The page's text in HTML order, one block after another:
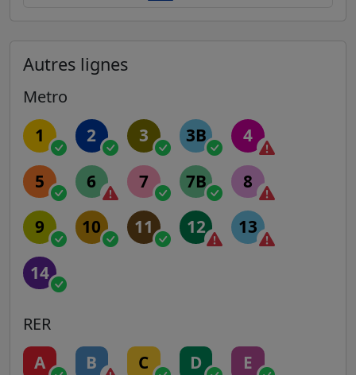
Autres lignes
Metro
1 2 3 3B 4
5 6 7 7B 8
9 10 11 12 13
14
RER
A B C D E